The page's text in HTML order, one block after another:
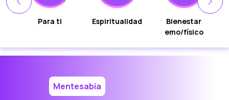
Para ti Espiritualidad
Bienestar
emo/físico
Mentesabia